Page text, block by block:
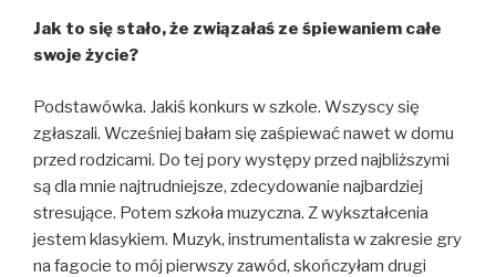
Jak to się stało, że związałaś ze śpiewaniem całe
swoje życie?
Podstawówka. Jakiś konkurs w szkole. Wszyscy się
zgłaszali. Wcześniej bałam się zaśpiewać nawet w domu
przed rodzicami. Do tej pory występy przed najbliższymi
są dla mnie najtrudniejsze, zdecydowanie najbardziej
stresujące. Potem szkoła muzyczna. Z wykształcenia
jestem klasykiem. Muzyk, instrumentalista w zakresie gry
na fagocie to mój pierwszy zawód, skończyłam drugi